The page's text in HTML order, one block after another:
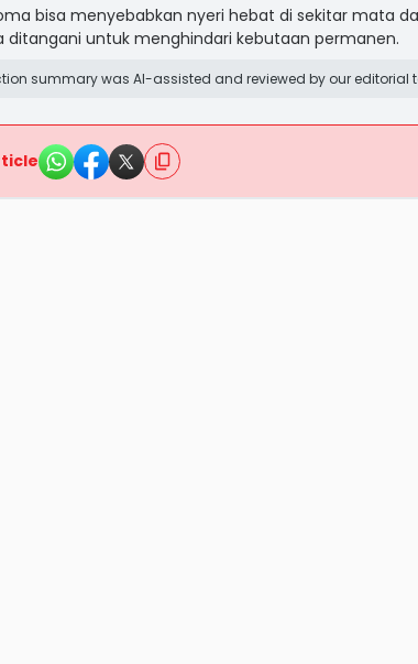
bisa menyebabkan nyeri hebat di sekitar mata
ditangani untuk menghindari kebutaan permanen.
summary was AI-assisted and reviewed by our editorial